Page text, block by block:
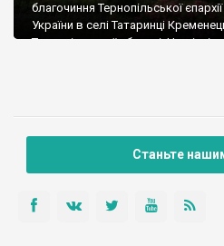
благочиння Тернопільської
України в селі Татаринці
Тернопільської області. На місці
Станьте